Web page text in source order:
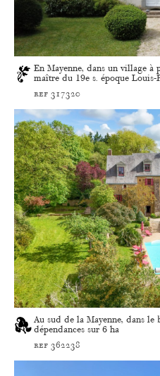
En Mayenne, dans un village
maître du 19e s. époque Louis-
ref 317320
Au sud de la Mayenne, dans le
dépendances sur 6 ha
ref 362238